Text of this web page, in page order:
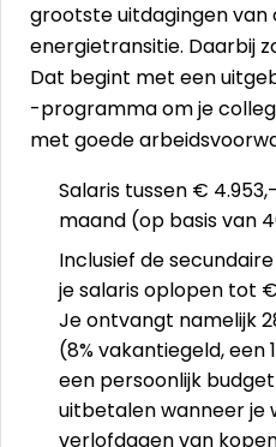
grootste uitdagingen van
energietransitie. Daarbij
Dat begint met een
-programma om je
met goede
Salaris tussen €
maand (op basis van
Inclusief de
je salaris oplopen tot
Je ontvangt namelijk
(8% vakantiegeld, een
een persoonlijk
uitbetalen wanneer je
verlofdagen van